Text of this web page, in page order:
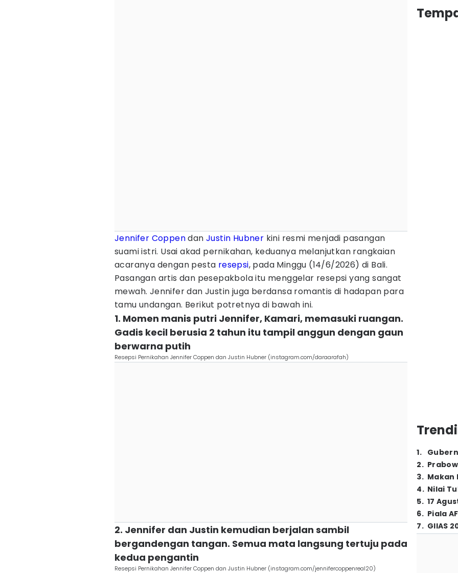
Jennifer Coppendan Justin Hubner kini resmi menjadi pasangan
suami istri. Usai akad pernikahan, keduanya melanjutkan rangkaian
acaranya dengan pesta resepsi, pada Minggu (14/6/2026) di Bali.
Pasangan artis dan pesepakbola itu menggelar resepsi yang sangat
mewah. Jennifer dan Justin juga berdansa romantis di hadapan para
tamu undangan. Berikut potretnya di bawah ini.
1. Momen manis putri Jennifer, Kamari, memasuki ruangan.
Gadis kecil berusia 2 tahun itu tampil anggun dengan gaun
berwarna putih
Resepsi Pernikahan Jennifer Coppen dan Justin Hubner (instagram.com/daraarafah)
2. Jennifer dan Justin kemudian berjalan sambil
bergandengan tangan. Semua mata langsung tertuju pada
kedua pengantin
Resepsi Pernikahan Jennifer Coppen dan Justin Hubner (instagram.com/jennifercoppenreal20)
1.
2.
3. Makan
4. Nilai
5. 17
6. Piala
7. GIIAS